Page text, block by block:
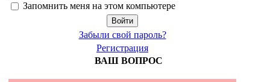
Запомнить меня на этом компьютере
Забыли свой пароль?
Регистрация
ВАШ ВОПРОС